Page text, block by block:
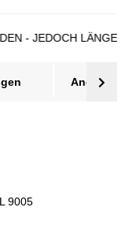
LÄNGERE
Angebot
9005